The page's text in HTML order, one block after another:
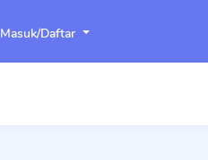
Masuk/Daftar